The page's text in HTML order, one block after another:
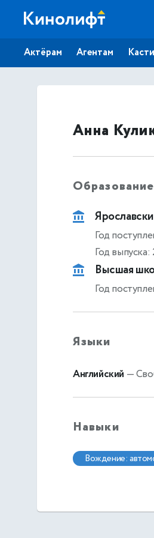
Актёрам Агентам
Анна
Образование
Год
Год выпуска:
Высшая
Год
Языки
Английский —
Навыки
вождение: